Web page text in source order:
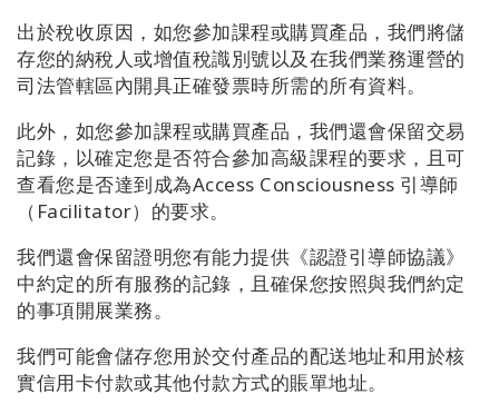
出於稅收原因，如您參加課程或購買產品，我們將儲
存您的納稅人或增值稅識別號以及在我們業務運營的
司法管轄區內開具正確發票時所需的所有資料。
此外，如您參加課程或購買產品，我們還會保留交易
記錄，以確定您是否符合參加高級課程的要求，且可
查看您是否達到成為Access Consciousness 引導師
（Facilitator）的要求。
我們還會保留證明您有能力提供《認證引導師協議》
中約定的所有服務的記錄，且確保您按照與我們約定
的事項開展業務。
我們可能會儲存您用於交付產品的配送地址和用於核
實信用卡付款或其他付款方式的賬單地址。